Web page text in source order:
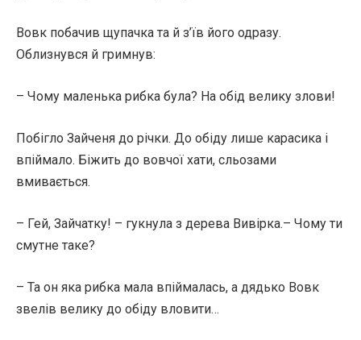
Вовк побачив щупачка та й з’їв його одразу.
Облизнувся й гримнув:
– Чому маленька рибка була? На обід велику злови!
Побігло Зайченя до річки. До обіду лише карасика і
впіймало. Біжить до вовчої хати, сльозами
вмивається.
– Гей, Зайчатку! – гукнула з дерева Вивірка.– Чому ти
смутне таке?
– Та он яка рибка мала впіймалась, а дядько Вовк
звелів велику до обіду вловити…